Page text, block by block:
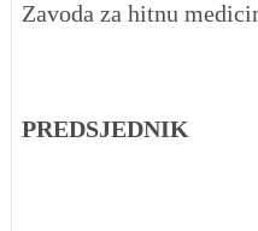
Zavoda za hitnu
PREDSJEDNIK